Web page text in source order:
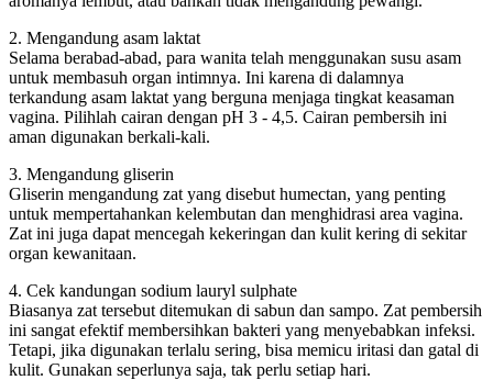
2. Mengandung asam laktat
Selama berabad-abad, para wanita telah menggunakan susu asam
untuk membasuh organ intimnya. Ini karena di dalamnya
terkandung asam laktat yang berguna menjaga tingkat keasaman
vagina. Pilihlah cairan dengan pH 3 - 4,5. Cairan pembersih ini
aman digunakan berkali-kali.
3. Mengandung gliserin
Gliserin mengandung zat yang disebut humectan, yang penting
untuk mempertahankan kelembutan dan menghidrasi area vagina.
Zat ini juga dapat mencegah kekeringan dan kulit kering di sekitar
organ kewanitaan.
4. Cek kandungan sodium lauryl sulphate
Biasanya zat tersebut ditemukan di sabun dan sampo. Zat pembersih
ini sangat efektif membersihkan bakteri yang menyebabkan infeksi.
Tetapi, jika digunakan terlalu sering, bisa memicu iritasi dan gatal di
kulit. Gunakan seperlunya saja, tak perlu setiap hari.